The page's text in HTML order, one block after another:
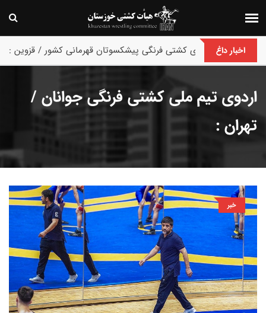
اخبار داغ
پایان رقابت های کشتی فرنگی پیشکسوتان قهرمانی کشور / قزوین :
اردوی تیم ملی کشتی فرنگی جوانان /
تهران :
خبر